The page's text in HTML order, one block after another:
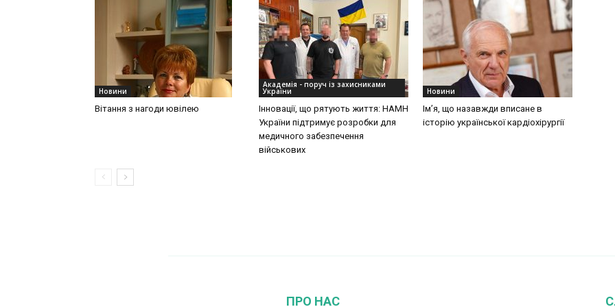
Новини
Вітання з нагоди ювілею
Академія - поруч із захисниками
України
Інновації, що рятують життя: НАМН
України підтримує розробки для
медичного забезпечення
військових
Новини
Ім’я, що назавжди вписане в
історію української кардіохірургії
ПРО НАС